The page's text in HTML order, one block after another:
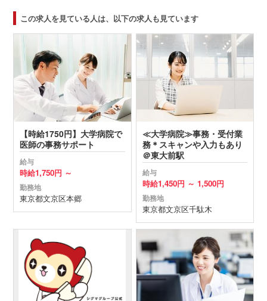
この求人を見ている人は、以下の求人も見ています
【時給1750円】大学病院で
医師の事務サポート
給与
時給1,750円 ～
勤務地
東京都文京区本郷
≪大学病院≫事務・受付業
務＊スキャンや入力もあり
＠東大前駅
給与
時給1,450円 ～ 1,500円
勤務地
東京都文京区千駄木